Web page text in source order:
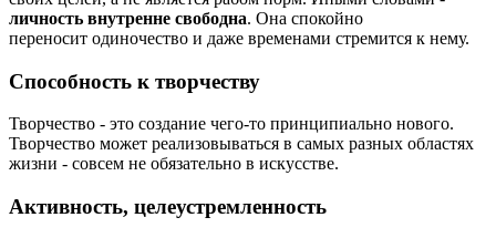
личность внутренне свободна. Она спокойно
переносит одиночество и даже временами стремится к нему.
Способность к творчеству
Творчество - это создание чего-то принципиально нового.
Творчество может реализовываться в самых разных областях
жизни - совсем не обязательно в искусстве.
Активность, целеустремленность